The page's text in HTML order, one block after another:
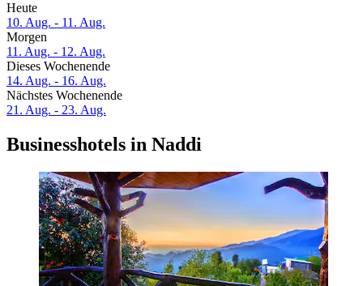
Heute
10. Aug. - 11. Aug.
Morgen
11. Aug. - 12. Aug.
Dieses Wochenende
14. Aug. - 16. Aug.
Nächstes Wochenende
21. Aug. - 23. Aug.
Businesshotels in Naddi